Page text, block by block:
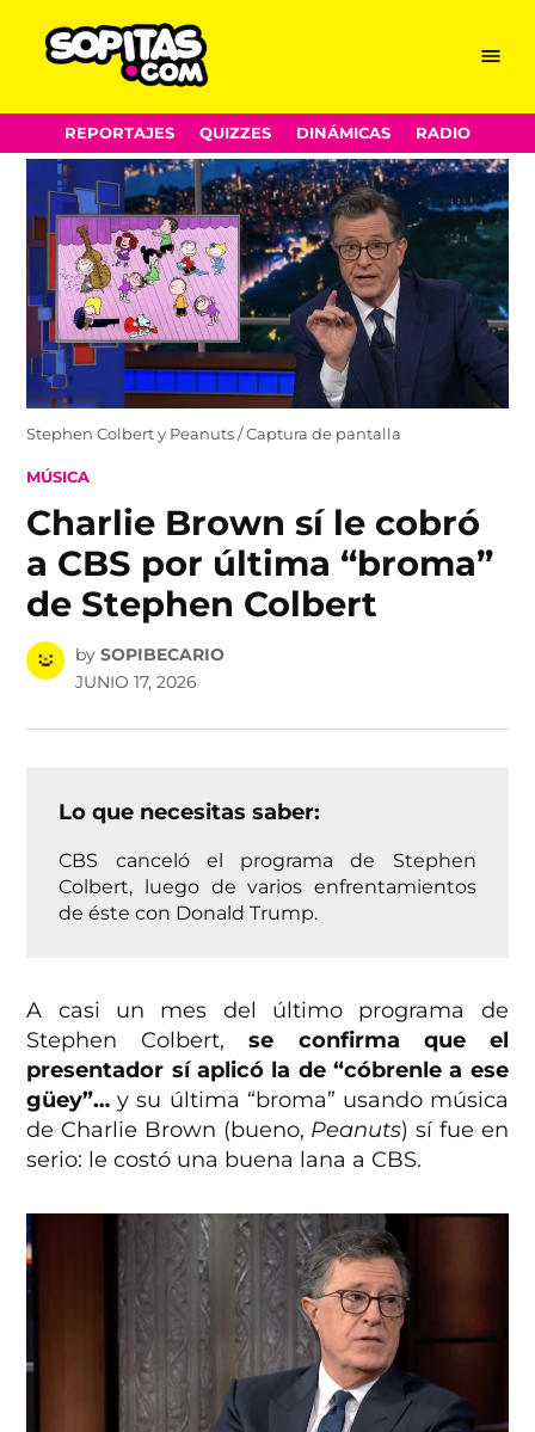
Skip
to
content
Menu
REPORTAJES QUIZZES DINÁMICAS RADIO
Stephen Colbert y Peanuts / Captura de pantalla
POSTED
MÚSICA
Charlie Brown sí le cobró
a CBS por última “broma”
de Stephen Colbert
by SOPIBECARIO
JUNIO 17, 2026
Lo que necesitas saber:
CBS canceló el programa de Stephen
Colbert, luego de varios enfrentamientos
de éste con Donald Trump.
A casi un mes del último programa de
Stephen Colbert,se confirma que el
presentador sí aplicó la de “cóbrenle a ese
güey”…y su última “broma” usando música
de Charlie Brown (bueno, Peanuts) sí fue en
serio: le costó una buena lana a CBS.